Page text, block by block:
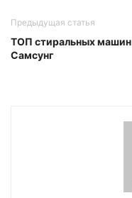
Предыдущая статья
ТОП стиральных машин
Самсунг